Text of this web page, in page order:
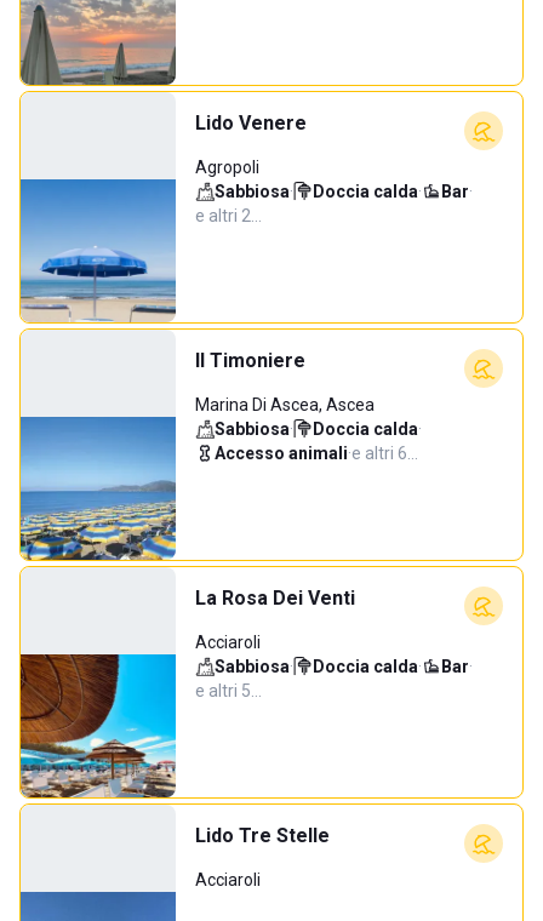
Lido Venere
Agropoli
Sabbiosa· Doccia calda· Bar·
e altri 2…
Il Timoniere
Marina Di Ascea, Ascea
Sabbiosa· Doccia calda·
Accesso animali·e altri 6…
La Rosa Dei Venti
Acciaroli
Sabbiosa· Doccia calda· Bar·
e altri 5…
Lido Tre Stelle
Acciaroli